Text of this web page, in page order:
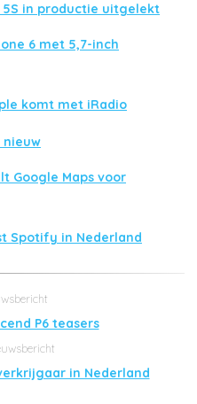
5S in productie uitgelekt
6 met 5,7-inch
komt met iRadio
nieuw
Google Maps voor
Spotify in Nederland
P6 teasers
in Nederland